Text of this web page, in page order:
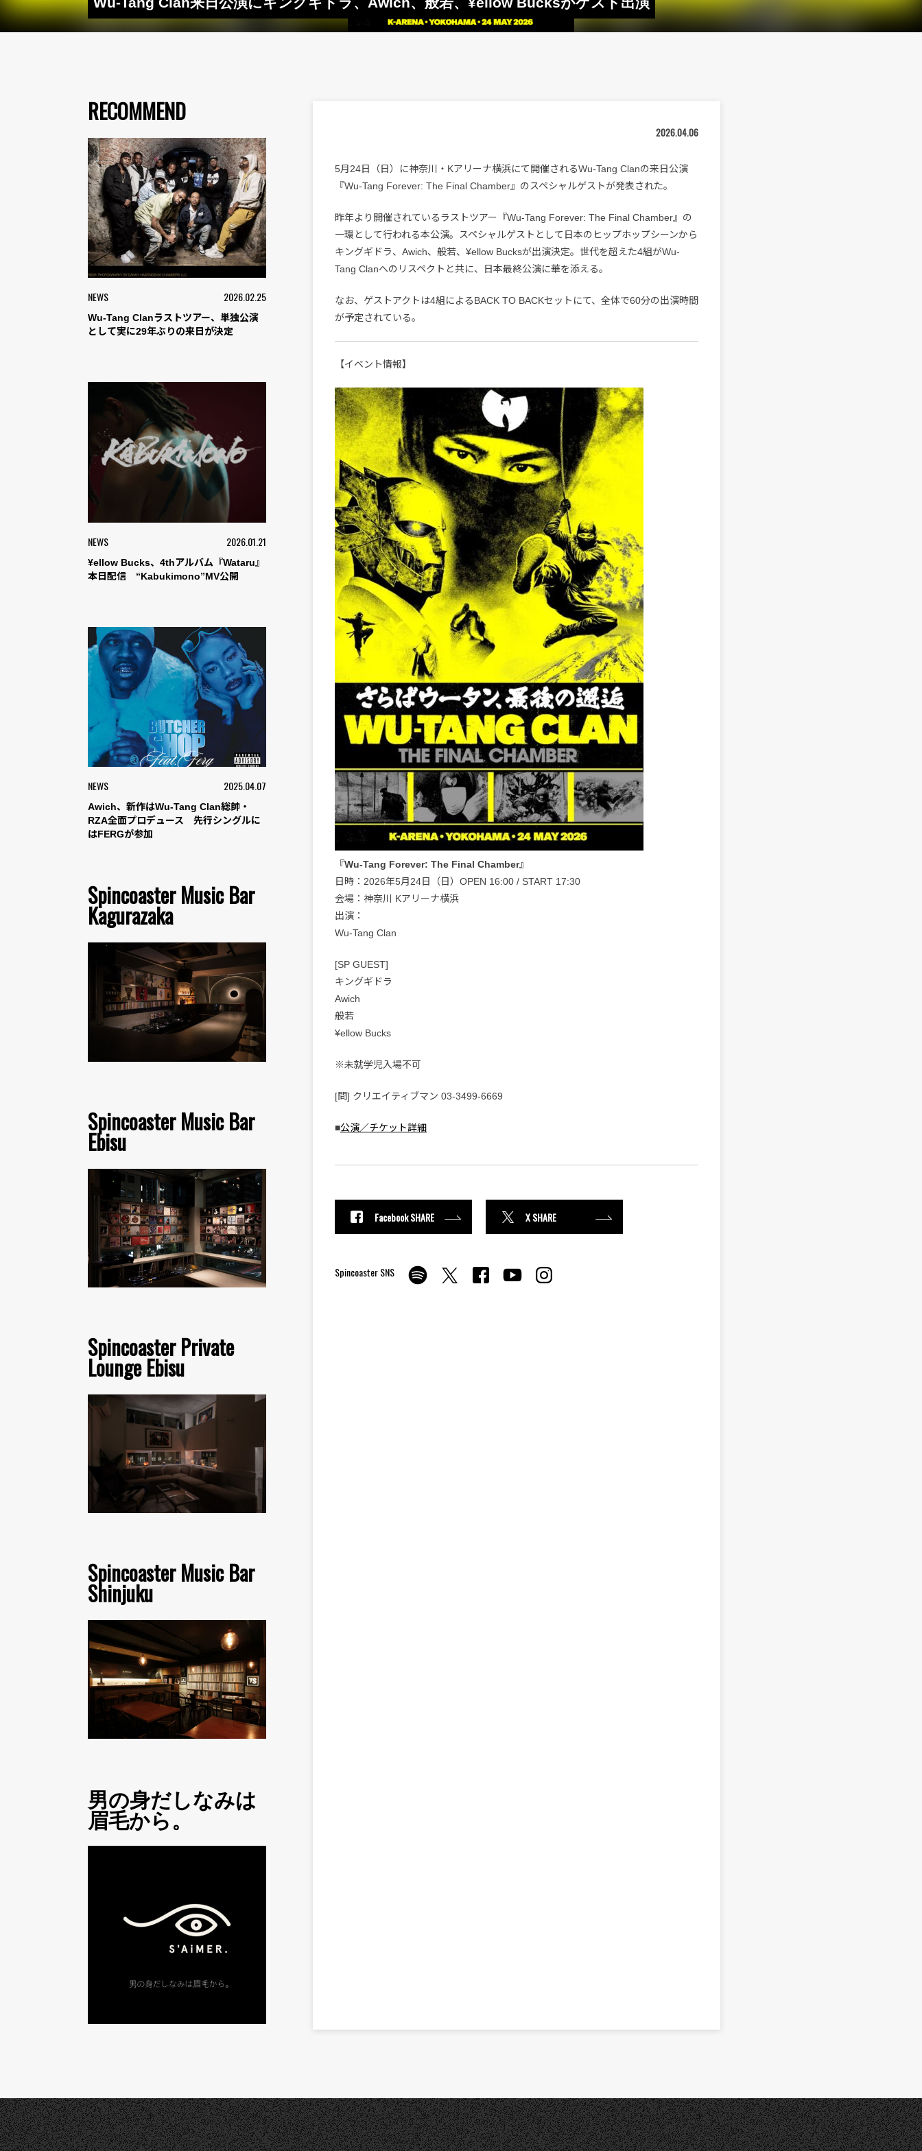
RECOMMEND
NEWS 2026.02.25
Wu-Tang Clanラストツアー、単独公演
として実に29年ぶりの来日が決定
NEWS 2026.01.21
¥ellow Bucks、4thアルバム『Wataru』
本日配信 “Kabukimono”MV公開
NEWS 2025.04.07
Awich、新作はWu-Tang Clan総帥・
RZA全面プロデュース 先行シングルに
はFERGが参加
Spincoaster Music Bar
Kagurazaka
Spincoaster Music Bar
Ebisu
Spincoaster Private
Lounge Ebisu
Spincoaster Music Bar
Shinjuku
男の身だしなみは
眉毛から。
2026.04.06
5月24日（日）に神奈川・Kアリーナ横浜にて開催されるWu-Tang Clanの来日公演
『Wu-Tang Forever: The Final Chamber』のスペシャルゲストが発表された。
昨年より開催されているラストツアー『Wu-Tang Forever: The Final Chamber』の
一環として行われる本公演。スペシャルゲストとして日本のヒップホップシーンから
キングギドラ、Awich、般若、¥ellow Bucksが出演決定。世代を超えた4組がWu-
Tang Clanへのリスペクトと共に、日本最終公演に華を添える。
なお、ゲストアクトは4組によるBACK TO BACKセットにて、全体で60分の出演時間
が予定されている。
【イベント情報】
『Wu-Tang Forever: The Final Chamber』
日時：2026年5月24日（日）OPEN 16:00 / START 17:30
会場：神奈川 Kアリーナ横浜
出演：
Wu-Tang Clan
[SP GUEST]
キングギドラ
Awich
般若
¥ellow Bucks
※未就学児入場不可
[問] クリエイティブマン 03-3499-6669
■公演／チケット詳細
Facebook SHARE X SHARE
Spincoaster SNS